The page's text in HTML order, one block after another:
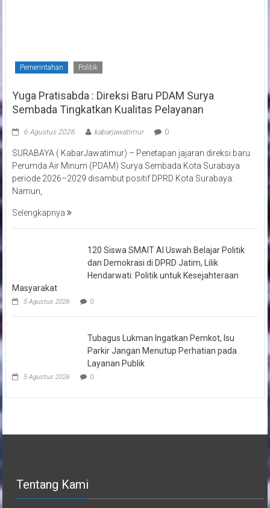
Pemerintahan Politik
Yuga Pratisabda : Direksi Baru PDAM Surya
Sembada Tingkatkan Kualitas Pelayanan
6 Agustus 2026 kabarjawatimur 0
SURABAYA ( KabarJawatimur) – Penetapan jajaran direksi baru
Perumda Air Minum (PDAM) Surya Sembada Kota Surabaya
periode 2026–2029 disambut positif DPRD Kota Surabaya.
Namun,
Selengkapnya
120 Siswa SMAIT Al Uswah Belajar Politik
dan Demokrasi di DPRD Jatim, Lilik
Hendarwati: Politik untuk Kesejahteraan
Masyarakat
5 Agustus 2026 0
Tubagus Lukman Ingatkan Pemkot, Isu
Parkir Jangan Menutup Perhatian pada
Layanan Publik
5 Agustus 2026 0
Tentang Kami